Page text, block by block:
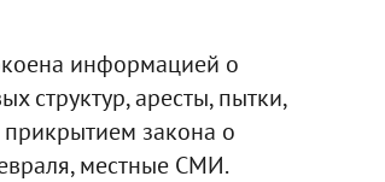
информацией о
структур, аресты, пытки,
закона о
местные СМИ.